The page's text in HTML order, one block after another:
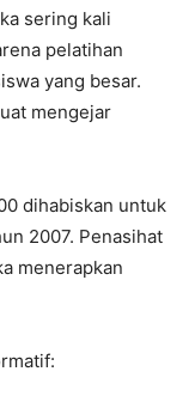
sering kali
pelatihan
yang besar.
mengejar
dihabiskan untuk
2007. Penasihat
menerapkan